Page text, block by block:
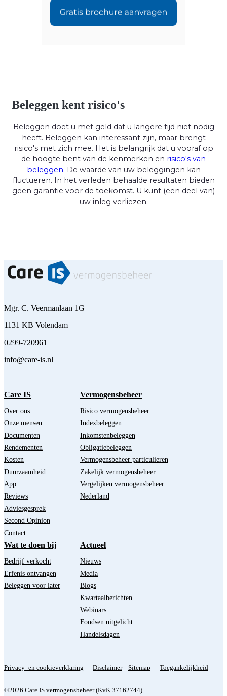
Beleggen kent risico's
Beleggen doet u met geld dat u langere tijd niet nodig
heeft. Beleggen kan interessant zijn, maar brengt
risico's met zich mee. Het is belangrijk dat u vooraf op
de hoogte bent van de kenmerken en risico's van
beleggen. De waarde van uw beleggingen kan
fluctueren. In het verleden behaalde resultaten bieden
geen garantie voor de toekomst. U kunt (een deel van)
uw inleg verliezen.
Mgr. C. Veermanlaan 1G
1131 KB Volendam
0299-720961
info@care-is.nl
Care IS
Over ons
Onze mensen
Documenten
Rendementen
Kosten
Duurzaamheid
App
Reviews
Adviesgesprek
Second Opinion
Contact
Vermogensbeheer
Risico vermogensbeheer
Indexbeleggen
Inkomstenbeleggen
Obligatiebeleggen
Vermogensbeheer particulieren
Zakelijk vermogensbeheer
Vergelijken vermogensbeheer
Nederland
Wat te doen bij
Bedrijf verkocht
Erfenis ontvangen
Beleggen voor later
Actueel
Nieuws
Media
Blogs
Kwartaalberichten
Webinars
Fondsen uitgelicht
Handelsdagen
Privacy- en cookieverklaring Disclaimer Sitemap Toegankelijkheid
©2026 Care IS vermogensbeheer (KvK 37162744)